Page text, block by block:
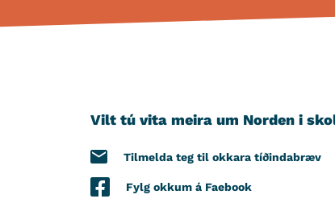
Vilt tú vita meira um Norden i
Tilmelda teg til okkara tíðindabræv
Fylg okkum á Faebook